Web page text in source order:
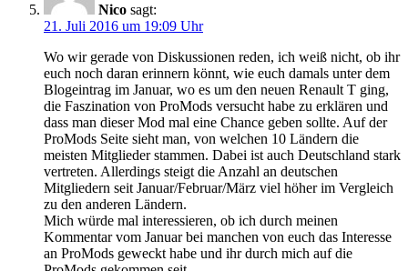
Nico sagt:
21. Juli 2016 um 19:09 Uhr
Wo wir gerade von Diskussionen reden, ich weiß nicht, ob ihr
euch noch daran erinnern könnt, wie euch damals unter dem
Blogeintrag im Januar, wo es um den neuen Renault T ging,
die Faszination von ProMods versucht habe zu erklären und
dass man dieser Mod mal eine Chance geben sollte. Auf der
ProMods Seite sieht man, von welchen 10 Ländern die
meisten Mitglieder stammen. Dabei ist auch Deutschland stark
vertreten. Allerdings steigt die Anzahl an deutschen
Mitgliedern seit Januar/Februar/März viel höher im Vergleich
zu den anderen Ländern.
Mich würde mal interessieren, ob ich durch meinen
Kommentar vom Januar bei manchen von euch das Interesse
an ProMods geweckt habe und ihr durch mich auf die